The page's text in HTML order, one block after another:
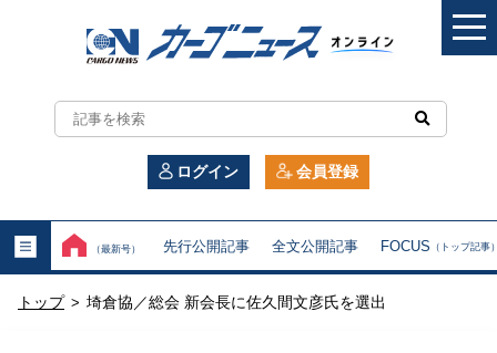
カ
ー
ニ
ュ
ログイン 会員登録
（最新号） 先行公開記事 全文公開記事 FOCUS （トップ記事
トップ > 埼倉協／総会 新会長に佐久間文彦氏を選出